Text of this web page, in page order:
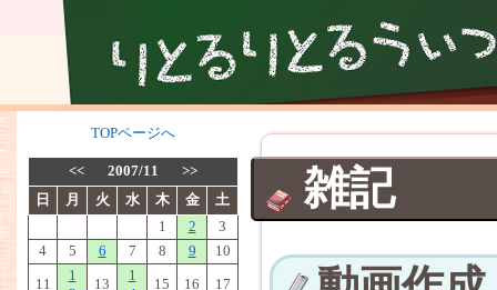
TOPページへ
<< 2007/11
>>
日
月 火 水 木 金
土
1
2
3
4
5 6 7 8 9 10
11
1
13
1
15 16 17
雑記